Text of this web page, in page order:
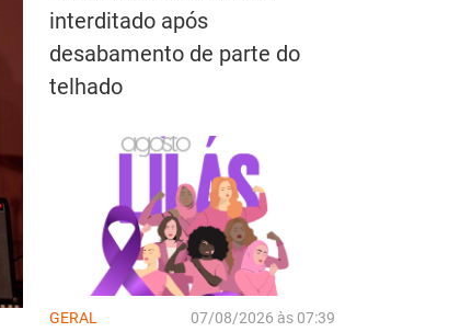
interditado após
desabamento de parte do
telhado
GERAL 07/08/2026 às 07:39